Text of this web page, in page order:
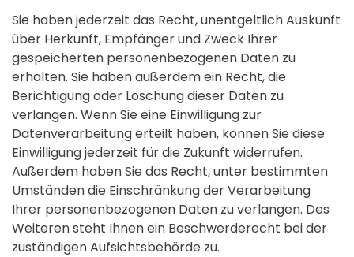
Sie haben jederzeit das Recht, unentgeltlich Auskunft
über Herkunft, Empfänger und Zweck Ihrer
gespeicherten personenbezogenen Daten zu
erhalten. Sie haben außerdem ein Recht, die
Berichtigung oder Löschung dieser Daten zu
verlangen. Wenn Sie eine Einwilligung zur
Datenverarbeitung erteilt haben, können Sie diese
Einwilligung jederzeit für die Zukunft widerrufen.
Außerdem haben Sie das Recht, unter bestimmten
Umständen die Einschränkung der Verarbeitung
Ihrer personenbezogenen Daten zu verlangen. Des
Weiteren steht Ihnen ein Beschwerderecht bei der
zuständigen Aufsichtsbehörde zu.